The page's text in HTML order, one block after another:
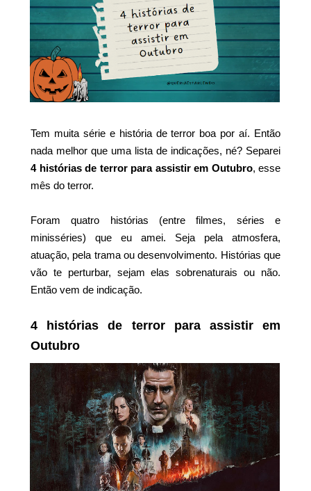
Tem muita série e história de terror boa por aí. Então
nada melhor que uma lista de indicações, né? Separei
4 histórias de terror para assistir em Outubro, esse
mês do terror.
Foram quatro histórias (entre filmes, séries e
minisséries) que eu amei. Seja pela atmosfera,
atuação, pela trama ou desenvolvimento. Histórias que
vão te perturbar, sejam elas sobrenaturais ou não.
Então vem de indicação.
4 histórias de terror para assistir em
Outubro